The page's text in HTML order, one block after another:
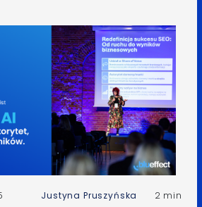
Justyna Pruszyńska 2 min